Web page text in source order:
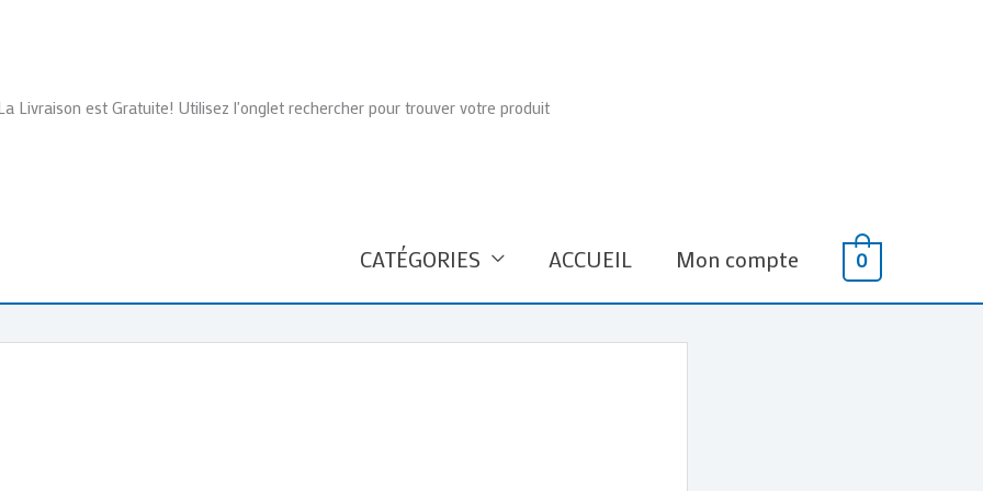
Livraison est Gratuite! Utilisez l'onglet rechercher pour trouver votre produit
CATÉGORIES ACCUEIL Mon compte 0